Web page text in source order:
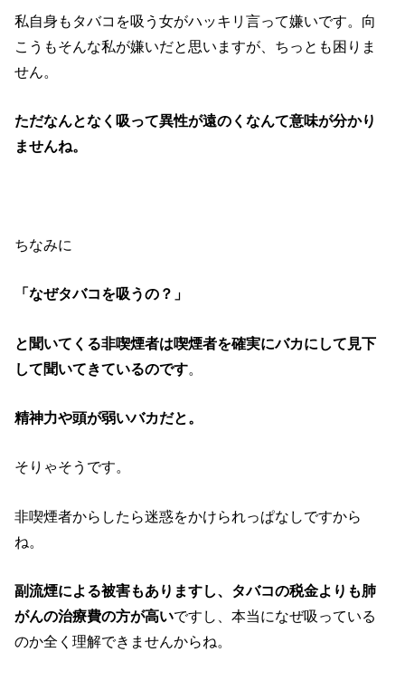
私自身もタバコを吸う女がハッキリ言って嫌いです。向
こうもそんな私が嫌いだと思いますが、ちっとも困りま
せん。
ただなんとなく吸って異性が遠のくなんて意味が分かり
ませんね。
ちなみに
「なぜタバコを吸うの？」
と聞いてくる非喫煙者は喫煙者を確実にバカにして見下
して聞いてきているのです。
精神力や頭が弱いバカだと。
そりゃそうです。
非喫煙者からしたら迷惑をかけられっぱなしですから
ね。
副流煙による被害もありますし、タバコの税金よりも肺
がんの治療費の方が高いですし、本当になぜ吸っている
のか全く理解できませんからね。